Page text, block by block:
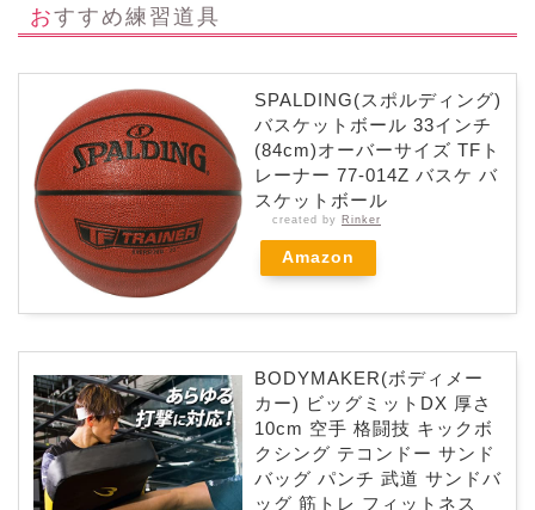
おすすめ練習道具
SPALDING(スポルディング)
バスケットボール 33インチ
(84cm)オーバーサイズ TFト
レーナー 77-014Z バスケ バ
スケットボール
created by Rinker
Amazon
BODYMAKER(ボディメー
カー) ビッグミットDX 厚さ
10cm 空手 格闘技 キックボ
クシング テコンドー サンド
バッグ パンチ 武道 サンドバ
ッグ 筋トレ フィットネス